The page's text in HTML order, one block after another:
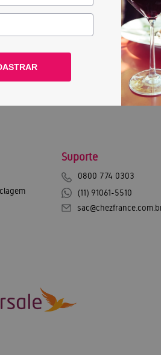
A CHEZ
Suporte
0800 774 0303
(11) 91061-5510